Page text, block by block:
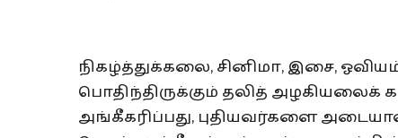
நிகழ்த்துக்கலை, சினிமா, இசை,
பொதிந்திருக்கும் தலித் அழகியலைக்
அங்கீகரிப்பது, புதியவர்களை